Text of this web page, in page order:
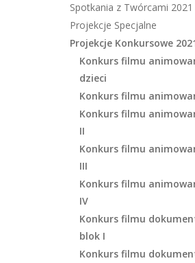
Spotkania z Twórcami 2021
Projekcje Specjalne
Projekcje Konkursowe
Konkurs filmu
dzieci
Konkurs filmu
Konkurs filmu
II
Konkurs filmu
III
Konkurs filmu
IV
Konkurs filmu
blok I
Konkurs filmu